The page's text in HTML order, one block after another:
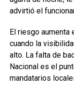
advirtió el
El riesgo aumenta
cuando la
alto. La falta de
Nacional es el
mandatarios